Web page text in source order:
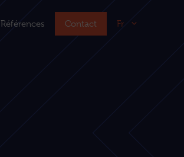
Références Contact Fr